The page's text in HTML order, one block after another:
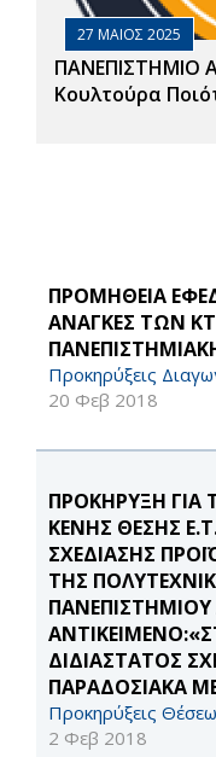
27 ΜΑΙΟΣ 2025
ΠΑΝΕΠΙΣΤΗΜΙΟ
Κουλτούρα
ΠΡΟΜΗΘΕΙΑ
ΑΝΑΓΚΕΣ ΤΩΝ
Προκηρύξεις
20 Φεβ 2018
ΠΡΟΚΗΡΥΞΗ ΓΙΑ
ΚΕΝΗΣ ΘΕΣΗΣ
ΣΧΕΔΙΑΣΗΣ
ΤΗΣ
ΠΑΝΕΠΙΣΤΗΜΙΟΥ
ΔΙΔΙΑΣΤΑΤΟΣ
ΠΑΡΑΔΟΣΙΑΚΑ
Προκηρύξεις
2 Φεβ 2018